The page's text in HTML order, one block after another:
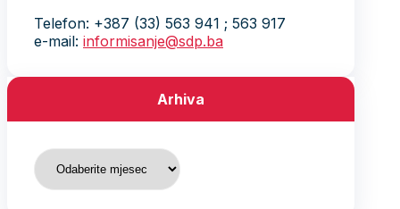
Telefon: +387 (33) 563 941 ; 563 917
e-mail: informisanje@sdp.ba
Arhiva
Arhiva